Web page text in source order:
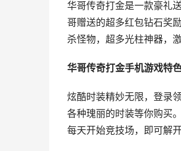
华哥传奇打金是一款豪礼
哥赠送的超多红包钻石奖
杀怪物，超多光柱神器，
华哥传奇打金手机游戏特
炫酷时装精妙无限，登录
各种瑰丽的时装等你购买
每天开始竞技场，即可解